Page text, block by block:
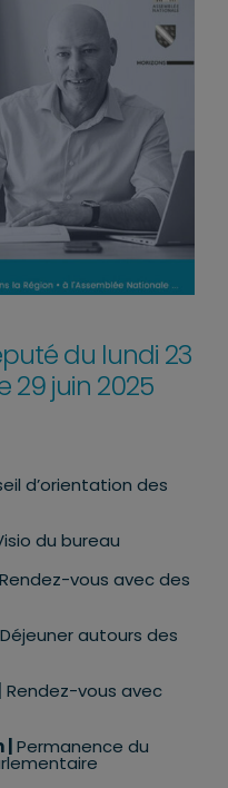
du lundi 23
29 juin 2025
d’orientation des
du bureau
Rendez-vous avec des
Déjeuner autours des
Rendez-vous avec
Permanence du